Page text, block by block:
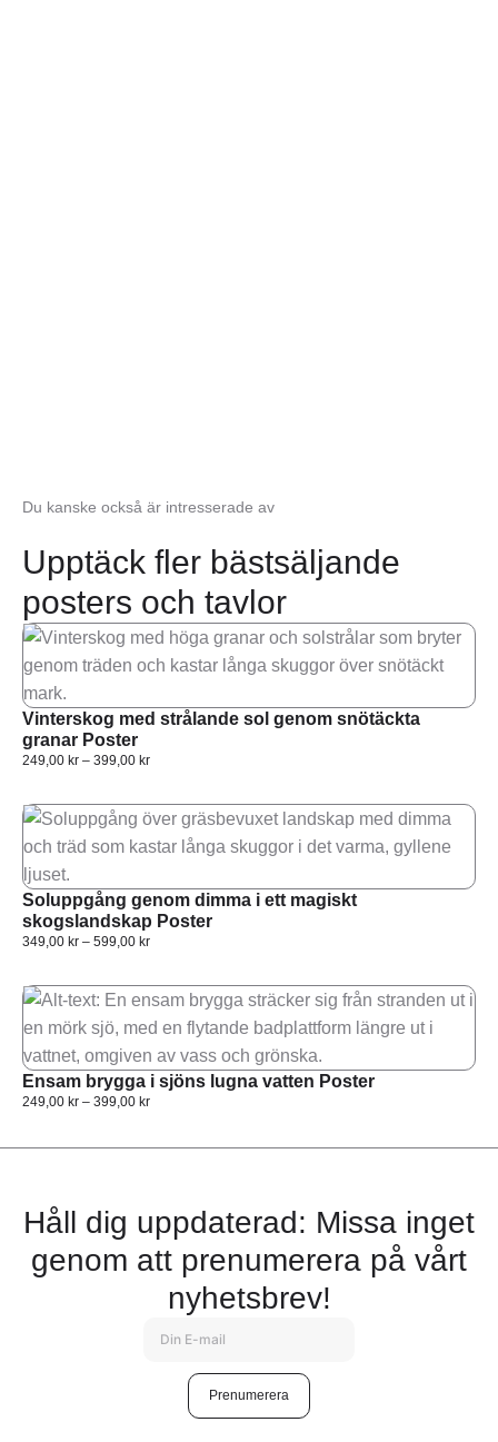
Du kanske också är intresserade av
Upptäck fler bästsäljande
posters och tavlor
Vinterskog med strålande sol genom snötäckta
granar Poster
249,00 kr – 399,00 kr
Soluppgång genom dimma i ett magiskt
skogslandskap Poster
349,00 kr – 599,00 kr
Ensam brygga i sjöns lugna vatten Poster
249,00 kr – 399,00 kr
Håll dig uppdaterad: Missa inget
genom att prenumerera på vårt
nyhetsbrev!
Prenumerera